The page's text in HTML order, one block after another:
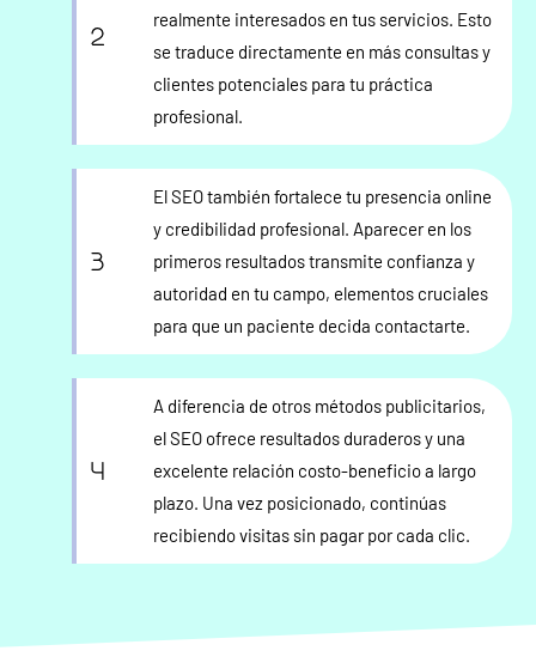
realmente interesados en tus servicios. Esto
se traduce directamente en más consultas y
clientes potenciales para tu práctica
profesional.
El SEO también fortalece tu presencia online
y credibilidad profesional. Aparecer en los
primeros resultados transmite confianza y
autoridad en tu campo, elementos cruciales
para que un paciente decida contactarte.
A diferencia de otros métodos publicitarios,
el SEO ofrece resultados duraderos y una
excelente relación costo-beneficio a largo
plazo. Una vez posicionado, continúas
recibiendo visitas sin pagar por cada clic.